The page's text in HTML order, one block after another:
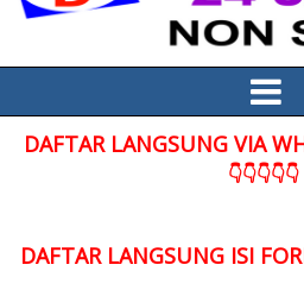
DAFTAR LANGSUNG VIA
👇👇👇👇👇
DAFTAR LANGSUNG ISI